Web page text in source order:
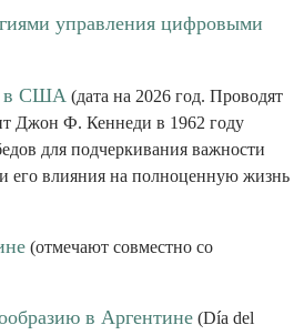
управления цифровыми
в США (дата на 2026 год. Проводят
Джон Ф. Кеннеди в 1962 году
для подчеркивания важности
его влияния на полноценную жизнь
(отмечают совместно со
в Аргентине (Día del